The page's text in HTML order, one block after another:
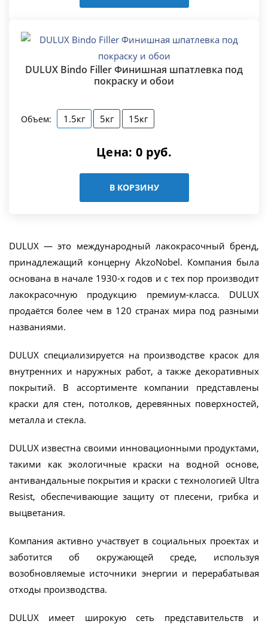
DULUX Bindo Filler Финишная шпатлевка под
покраску и обои
Объем: 1.5кг 5кг 15кг
Цена: 0 руб.
В КОРЗИНУ
DULUX — это международный лакокрасочный бренд,
принадлежащий концерну AkzoNobel. Компания была
основана в начале 1930-х годов и с тех пор производит
лакокрасочную продукцию премиум-класса. DULUX
продаётся более чем в 120 странах мира под разными
названиями.
DULUX специализируется на производстве красок для
внутренних и наружных работ, а также декоративных
покрытий. В ассортименте компании представлены
краски для стен, потолков, деревянных поверхностей,
металла и стекла.
DULUX известна своими инновационными продуктами,
такими как экологичные краски на водной основе,
антивандальные покрытия и краски с технологией Ultra
Resist, обеспечивающие защиту от плесени, грибка и
выцветания.
Компания активно участвует в социальных проектах и
заботится об окружающей среде, используя
возобновляемые источники энергии и перерабатывая
отходы производства.
DULUX имеет широкую сеть представительств и